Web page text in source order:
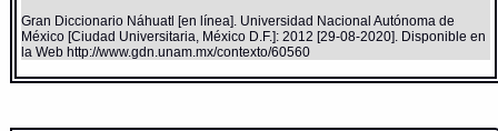
Gran Diccionario Náhuatl [en línea]. Universidad Nacional Autónoma de
México [Ciudad Universitaria, México D.F.]: 2012 [29-08-2020]. Disponible en
la Web http://www.gdn.unam.mx/contexto/60560